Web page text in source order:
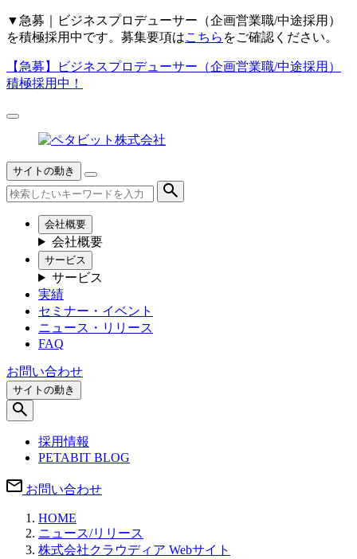
▼ 急募｜ビジネスプロデューサー（企画営業職/中途採用）
を積極採用中です。募集要項はこちら をご確認ください。
【急募】
ビジネスプロデューサー（企画営業職/中途採用）
積極採用中！
サイトの動き
会社概要
会社概要
サービス
サービス
実績
セミナー・イベント
ニュース・リリース
FAQ
お問い合わせ
サイトの動き
採用情報
PETABIT BLOG
お問い合わせ
HOME
ニュース/リリース
株式会社クラウディア Webサイト